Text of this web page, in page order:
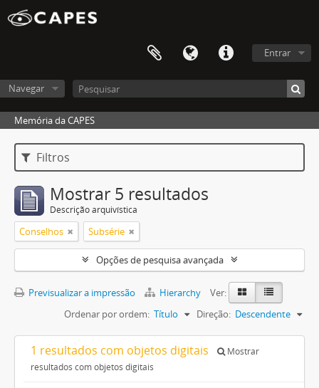
Entrar
Navegar
Memória da CAPES
Filtros
Mostrar 5 resultados
Descrição arquivística
Conselhos Subsérie
Opções de pesquisa avançada
Previsualizar a impressão Hierarchy
Ver:
Ordenar por ordem: Título Direção: Descendente
1 resultados com objetos digitais
Mostrar
resultados com objetos digitais